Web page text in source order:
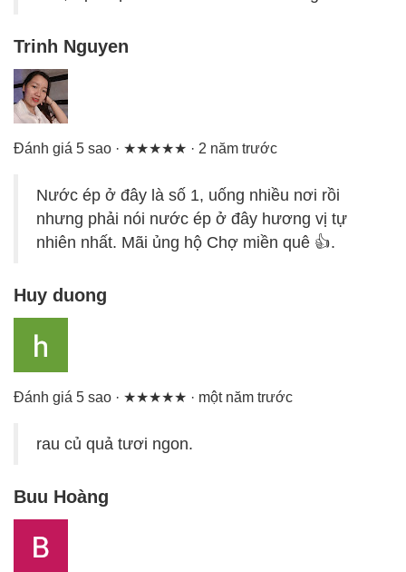
Trinh Nguyen
Đánh giá 5 sao · ★★★★★ · 2 năm trước
Nước ép ở đây là số 1, uống nhiều nơi rồi
nhưng phải nói nước ép ở đây hương vị tự
nhiên nhất. Mãi ủng hộ Chợ miền quê 👍.
Huy duong
Đánh giá 5 sao · ★★★★★ · một năm trước
rau củ quả tươi ngon.
Buu Hoàng